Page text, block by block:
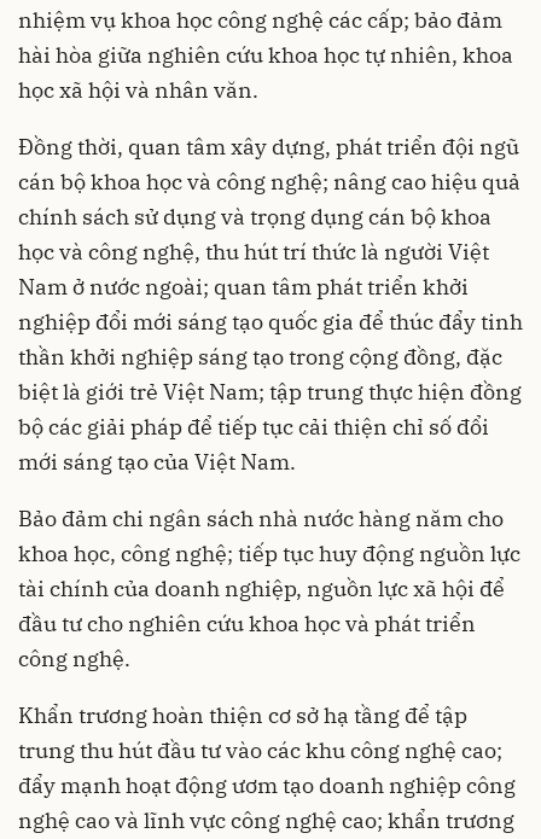
nhiệm vụ khoa học công nghệ các cấp; bảo đảm
hài hòa giữa nghiên cứu khoa học tự nhiên, khoa
học xã hội và nhân văn.
Đồng thời, quan tâm xây dựng, phát triển đội ngũ
cán bộ khoa học và công nghệ; nâng cao hiệu quả
chính sách sử dụng và trọng dụng cán bộ khoa
học và công nghệ, thu hút trí thức là người Việt
Nam ở nước ngoài; quan tâm phát triển khởi
nghiệp đổi mới sáng tạo quốc gia để thúc đẩy tinh
thần khởi nghiệp sáng tạo trong cộng đồng, đặc
biệt là giới trẻ Việt Nam; tập trung thực hiện đồng
bộ các giải pháp để tiếp tục cải thiện chỉ số đổi
mới sáng tạo của Việt Nam.
Bảo đảm chi ngân sách nhà nước hàng năm cho
khoa học, công nghệ; tiếp tục huy động nguồn lực
tài chính của doanh nghiệp, nguồn lực xã hội để
đầu tư cho nghiên cứu khoa học và phát triển
công nghệ.
Khẩn trương hoàn thiện cơ sở hạ tầng để tập
trung thu hút đầu tư vào các khu công nghệ cao;
đẩy mạnh hoạt động ươm tạo doanh nghiệp công
nghệ cao và lĩnh vực công nghệ cao; khẩn trương